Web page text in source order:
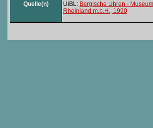
Quelle(n)
UiBL: Bergische Uhren -
Rheinland m.b.H., 1990